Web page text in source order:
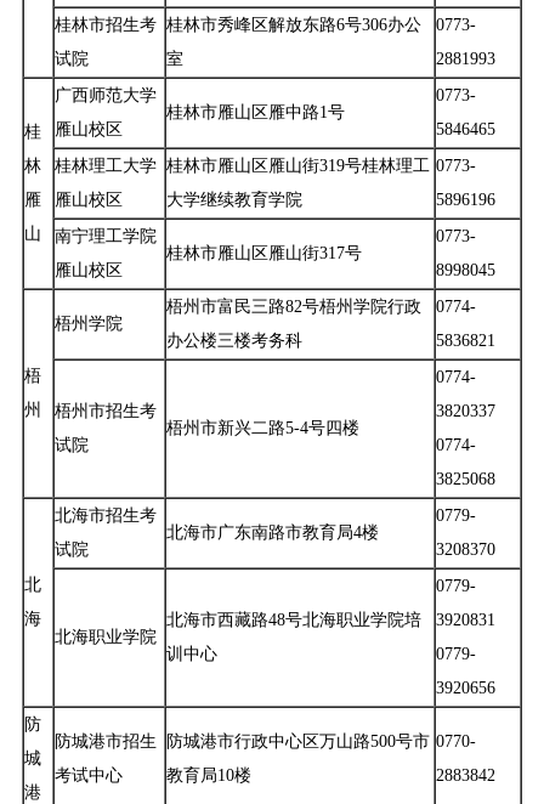
桂林市招生考
试院
桂林市秀峰区解放东路6号306办公
室
0773-
2881993
桂
林
雁
山
广西师范大学
雁山校区
桂林市雁山区雁中路1号
0773-
5846465
桂林理工大学
雁山校区
桂林市雁山区雁山街319号桂林理工
大学继续教育学院
0773-
5896196
南宁理工学院
雁山校区
桂林市雁山区雁山街317号
0773-
8998045
梧
州
梧州学院
梧州市富民三路82号梧州学院行政
办公楼三楼考务科
0774-
5836821
梧州市招生考
试院
梧州市新兴二路5-4号四楼
0774-
3820337
0774-
3825068
北
海
北海市招生考
试院
北海市广东南路市教育局4楼
0779-
3208370
北海职业学院
北海市西藏路48号北海职业学院培
训中心
0779-
3920831
0779-
3920656
防
城
港
防城港市招生
考试中心
防城港市行政中心区万山路500号市
教育局10楼
0770-
2883842